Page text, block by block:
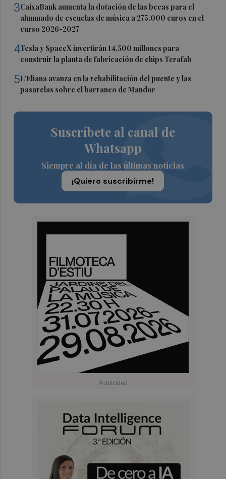
3CaixaBank aumenta la dotación de las becas para el
alumnado de escuelas de música a 275.000 euros en el
curso 2026-2027
4Tesla y SpaceX invertirán 14.500 millones para
construir la planta de fabricación de chips Terafab
5L'Eliana avanza en la rehabilitación del puente y las
pasarelas sobre el barranco de Mandor
Suscríbete al canal de
Whatsapp
Siempre al día de las últimas noticias
¡Quiero suscribirme!